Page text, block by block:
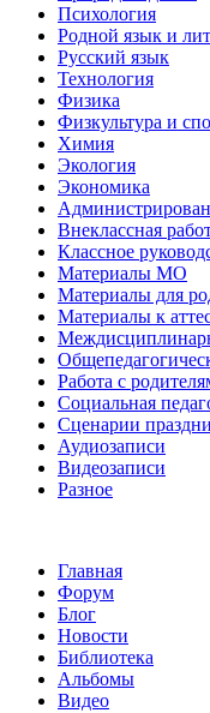
Психология
Родной язык и
Русский язык
Технология
Физика
Физкультура и
Химия
Экология
Экономика
Внеклассная
Классное
Материалы МО
Материалы для
Материалы к
Работа с
Социальная
Сценарии
Аудиозаписи
Видеозаписи
Разное
Главная
Форум
Блог
Новости
Библиотека
Альбомы
Видео